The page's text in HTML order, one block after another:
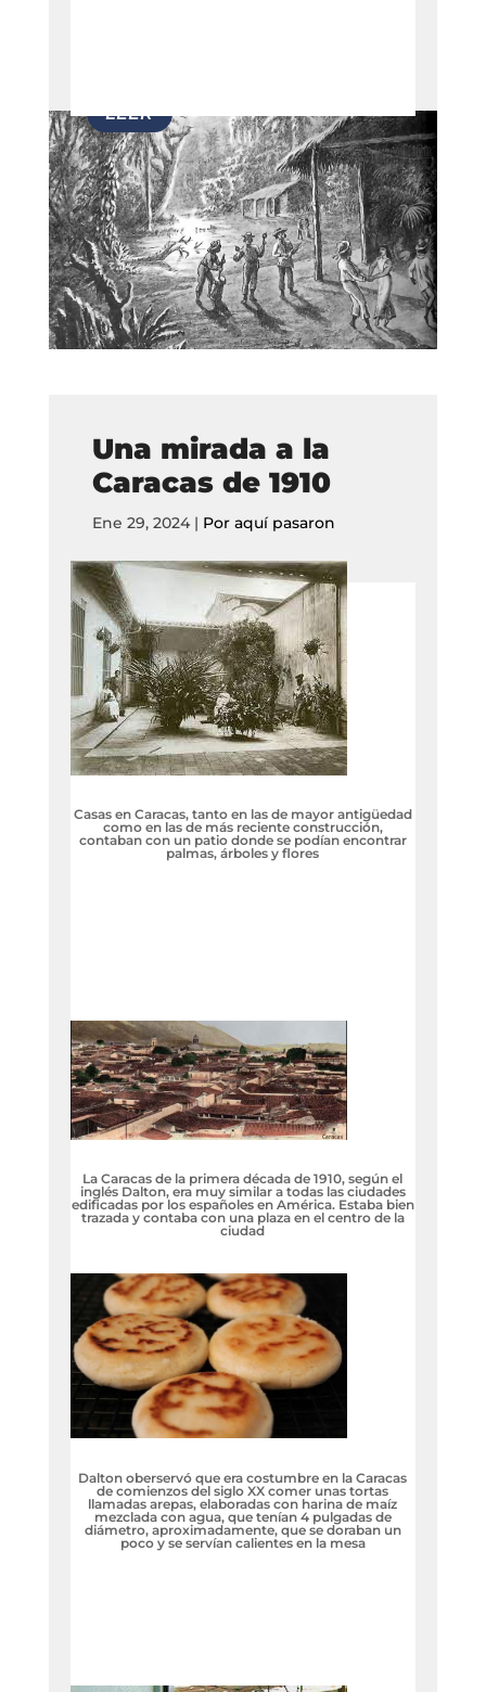
Una mirada a la
Caracas de 1910
Ene 29, 2024| Por aquí pasaron
Casas en Caracas, tanto en las de mayor antigüedad
como en las de más reciente construcción,
contaban con un patio donde se podían encontrar
palmas, árboles y flores
La Caracas de la primera década de 1910, según el
inglés Dalton, era muy similar a todas las ciudades
edificadas por los españoles en América. Estaba bien
trazada y contaba con una plaza en el centro de la
ciudad
Dalton oberservó que era costumbre en la Caracas
de comienzos del siglo XX comer unas tortas
llamadas arepas, elaboradas con harina de maíz
mezclada con agua, que tenían 4 pulgadas de
diámetro, aproximadamente, que se doraban un
poco y se servían calientes en la mesa